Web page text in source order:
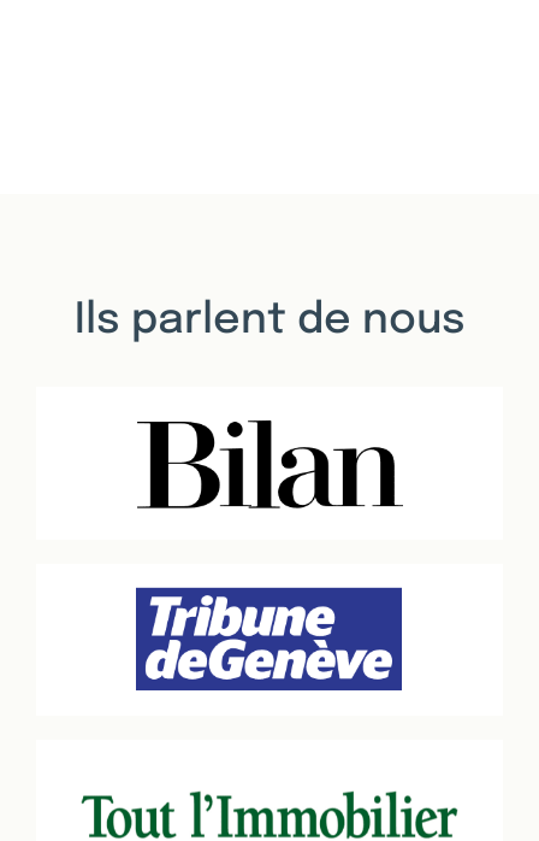
Ils parlent de nous